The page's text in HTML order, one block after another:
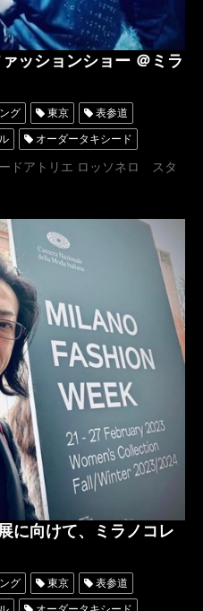
ッションショー ＠ミラ
グ 東京 表参道
オーダータキシード
人気 購入 名古屋
東京
浜 ROSSONERO
シードレンタル東京
ア
PITTIIMAGINEUOMO
MILANOFASHIONWEEK
シード横浜
ドアトリエ ロッソネロ スタ
に向けて、ミラノコレ
グ 東京 表参道